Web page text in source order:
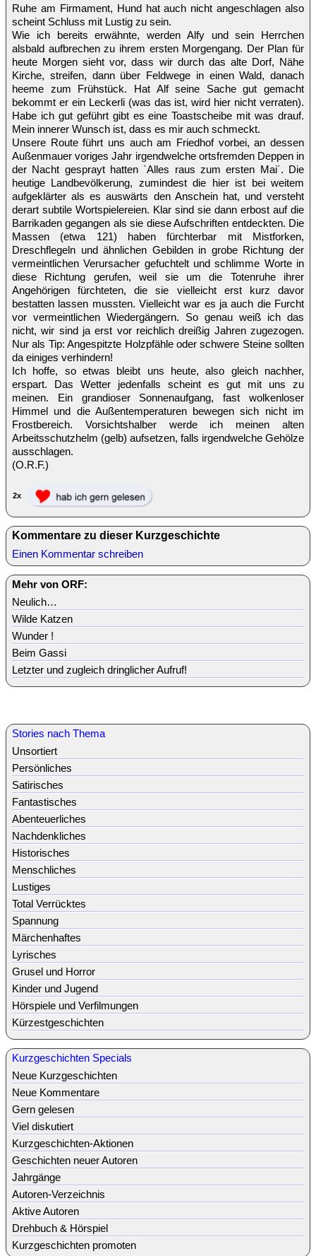
Ruhe am Firmament, Hund hat auch nicht angeschlagen also
scheint Schluss mit Lustig zu sein.
Wie ich bereits erwähnte, werden Alfy und sein Herrchen
alsbald aufbrechen zu ihrem ersten Morgengang. Der Plan für
heute Morgen sieht vor, dass wir durch das alte Dorf, Nähe
Kirche, streifen, dann über Feldwege in einen Wald, danach
heeme zum Frühstück. Hat Alf seine Sache gut gemacht
bekommt er ein Leckerli (was das ist, wird hier nicht verraten).
Habe ich gut geführt gibt es eine Toastscheibe mit was drauf.
Mein innerer Wunsch ist, dass es mir auch schmeckt.
Unsere Route führt uns auch am Friedhof vorbei, an dessen
Außenmauer voriges Jahr irgendwelche ortsfremden Deppen in
der Nacht gesprayt hatten `Alles raus zum ersten Mai´. Die
heutige Landbevölkerung, zumindest die hier ist bei weitem
aufgeklärter als es auswärts den Anschein hat, und versteht
derart subtile Wortspielereien. Klar sind sie dann erbost auf die
Barrikaden gegangen als sie diese Aufschriften entdeckten. Die
Massen (etwa 121) haben fürchterbar mit Mistforken,
Dreschflegeln und ähnlichen Gebilden in grobe Richtung der
vermeintlichen Verursacher gefuchtelt und schlimme Worte in
diese Richtung gerufen, weil sie um die Totenruhe ihrer
Angehörigen fürchteten, die sie vielleicht erst kurz davor
bestatten lassen mussten. Vielleicht war es ja auch die Furcht
vor vermeintlichen Wiedergängern. So genau weiß ich das
nicht, wir sind ja erst vor reichlich dreißig Jahren zugezogen.
Nur als Tip: Angespitzte Holzpfähle oder schwere Steine sollten
da einiges verhindern!
Ich hoffe, so etwas bleibt uns heute, also gleich nachher,
erspart. Das Wetter jedenfalls scheint es gut mit uns zu
meinen. Ein grandioser Sonnenaufgang, fast wolkenloser
Himmel und die Außentemperaturen bewegen sich nicht im
Frostbereich. Vorsichtshalber werde ich meinen alten
Arbeitsschutzhelm (gelb) aufsetzen, falls irgendwelche Gehölze
ausschlagen.
(O.R.F.)
2x
Kommentare zu dieser Kurzgeschichte
Einen Kommentar schreiben
Mehr von ORF:
Neulich…
Wilde Katzen
Wunder !
Beim Gassi
Letzter und zugleich dringlicher Aufruf!
Stories nach Thema
Unsortiert
Persönliches
Satirisches
Fantastisches
Abenteuerliches
Nachdenkliches
Historisches
Menschliches
Lustiges
Total Verrücktes
Spannung
Märchenhaftes
Lyrisches
Grusel und Horror
Kinder und Jugend
Hörspiele und Verfilmungen
Kürzestgeschichten
Kurzgeschichten Specials
Neue Kurzgeschichten
Neue Kommentare
Gern gelesen
Viel diskutiert
Kurzgeschichten-Aktionen
Geschichten neuer Autoren
Jahrgänge
Autoren-Verzeichnis
Aktive Autoren
Drehbuch & Hörspiel
Kurzgeschichten promoten